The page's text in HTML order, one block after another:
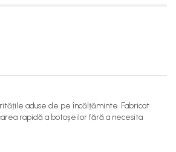
aduse de pe încălțăminte. Fabricat
rapidă a botoșeilor fără a necesita